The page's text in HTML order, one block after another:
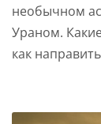
необычном
Ураном.
как